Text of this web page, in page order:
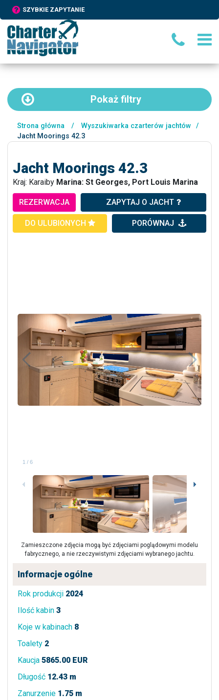
SZYBKIE ZAPYTANIE
Pokaż filtry
Strona główna / Wyszukiwarka czarterów jachtów
/
Jacht Moorings 42.3
Jacht Moorings 42.3
Kraj: Karaiby Marina: St Georges, Port Louis Marina
REZERWACJA ZAPYTAJ O JACHT
DO ULUBIONYCH PORÓWNAJ
1 / 6
Zamieszczone zdjęcia mogą być zdjęciami poglądowymi modelu
fabrycznego, a nie rzeczywistymi zdjęciami wybranego jachtu.
Informacje ogólne
Rok produkcji 2024
Ilość kabin 3
Koje w kabinach 8
Toalety 2
Kaucja 5865.00 EUR
Długość 12.43 m
Zanurzenie 1.75 m